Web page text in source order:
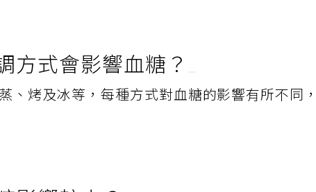
方式會影響血糖？
、烤及冰等，每種方式對血糖的影響有所不同，